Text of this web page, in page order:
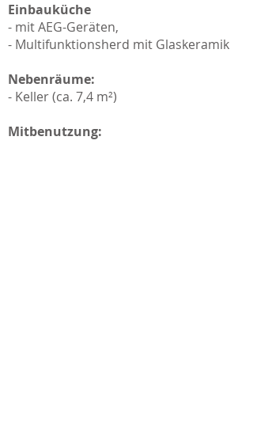
Einbauküche
- mit AEG-Geräten,
- Multifunktionsherd mit Glaskeramik
Nebenräume:
- Keller (ca. 7,4 m²)
Mitbenutzung: